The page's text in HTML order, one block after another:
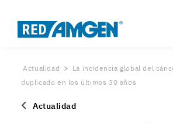
Actualidad
La incidencia global del
duplicado en los últimos 30 años
Actualidad